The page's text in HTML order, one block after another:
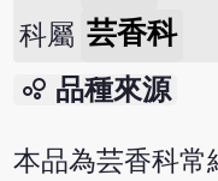
科屬 芸香科
bubble_chart 品種來源
本品為芸香科常